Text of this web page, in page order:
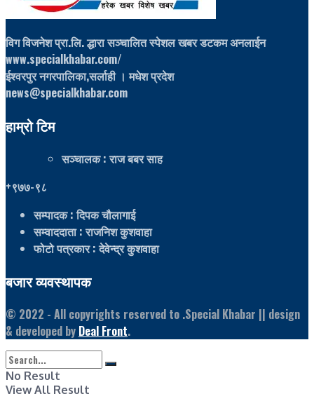
विग विजनेश प्रा.लि. द्धारा सञ्चालित स्पेशल खबर डटकम अनलाईन
www.specialkhabar.com/
ईश्‍वरपुर नगरपालिका,सर्लाही । मधेश प्रदेश
news@specialkhabar.com
हाम्रो टिम
सञ्चालक: राज बबर साह
+९७७-९८
सम्पादक: दिपक चौलागाई
सम्वाददाता: राजनिश कुशवाहा
फोटो पत्रकार: देवेन्द्र कुशवाहा
बजार व्यवस्थापक
© 2022 - All copyrights reserved to .Special Khabar || design
& developed by Deal Front.
No Result
View All Result